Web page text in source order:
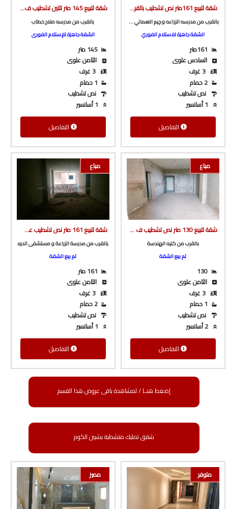
شقة للبيع 161متر نص تشطيب بالقرب من مدرسه الزراعه و چيم النعماني ونادى المعلمين من الوسيط العقارية بشبين الكوم
بالقرب من مدرسه الزراعه و چيم النعماني ونادى المعلمين
الشقة جاهزة للاستلام الفوري
161متر
السادس علوى
2 حمام
نص تشطيب
التفاصيل
شقة للبيع 145 متر تلتين تشطيب ف برج بأسانسير بالقرب من مدرسه صلاح خطاب ف طريق ميت خاقان من شركة الوسيط العقارية بشبين الكوم
بالقرب من مدرسه صلاح خطاب
الشقة جاهزة للإستلام الفورى
145 متر
الثامن علوى
3 غرف
1 حمام
نص تشطيب
التفاصيل
مباع
شقة للبيع 130 متر نص تشطيب ف برج بأسانسير بالقرب من كليه الهندسه من شركة الوسيط العقارية بشبين الكوم
بالقرب من كليه الهندسة
تم بيع الشقة
130
الثامن علوى
1 حمام
نص تشطيب
التفاصيل
مباع
شقة للبيع 161 متر نص تشطيب على طريق ميت خاقان الرئيسى ف برج بأسانسير بالقرب مدرسه الزراعة و مستشفى الدره من شركة الوسيط العقارية بشبين الكوم
بالقرب من مدرسة الزراعة و مستشفى الدره
تم بيع الشقة
161 متر
الثامن علوى
3 غرف
2 حمام
نص تشطيب
التفاصيل
إضغط هنــا / لمشاهدة باقى عروض هذا القسم
شقق تمليك متشطبة بشبين الكوم
متوفر مميز